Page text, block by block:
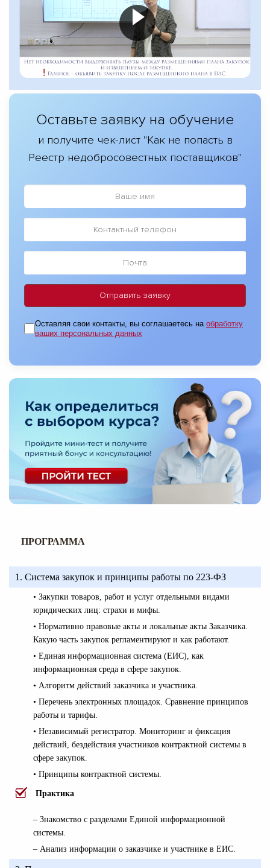
Оставьте заявку на обучение
и получите чек-лист "Как не попасть в
Реестр недобросовестных поставщиков"
Оставляя свои контакты, вы соглашаетесь на обработку
ваших персональных данных
ПРОГРАММА
1. Система закупок и принципы работы по 223-ФЗ
• Закупки товаров, работ и услуг отдельными видами
юридических лиц: страхи и мифы.
• Нормативно правовые акты и локальные акты Заказчика.
Какую часть закупок регламентируют и как работают.
• Единая информационная система (ЕИС), как
информационная среда в сфере закупок.
• Алгоритм действий заказчика и участника.
• Перечень электронных площадок. Сравнение принципов
работы и тарифы.
• Независимый регистратор. Мониторинг и фиксация
действий, бездействия участников контрактной системы в
сфере закупок.
• Принципы контрактной системы.
Практика
– Знакомство с разделами Единой информационной
системы.
– Анализ информации о заказчике и участнике в ЕИС.